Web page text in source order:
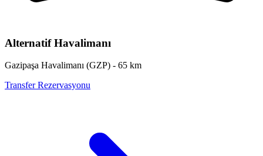
Alternatif Havalimanı
Gazipaşa Havalimanı (GZP) - 65 km
Transfer Rezervasyonu